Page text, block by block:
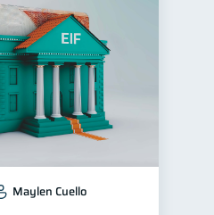
Maylen Cuello